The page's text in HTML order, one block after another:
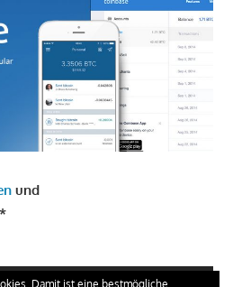
und
UND 100 € ERHALTEN
Damit ist eine bestmögliche